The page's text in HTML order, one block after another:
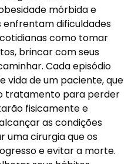
mórbida e
enfrentam dificuldades
como tomar
brincar com seus
Cada episódio
vida de um paciente, que
tratamento para perder
fisicamente e
as condições
uma cirurgia que os
e evitar a morte.